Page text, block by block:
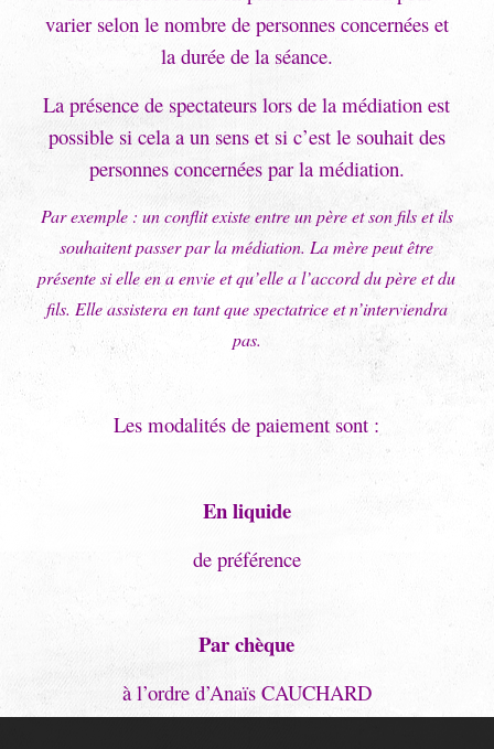
varier selon le nombre de personnes concernées et
la durée de la séance.
La présence de spectateurs lors de la médiation est
possible si cela a un sens et si c’est le souhait des
personnes concernées par la médiation.
Par exemple : un conflit existe entre un père et son fils et ils
souhaitent passer par la médiation. La mère peut être
présente si elle en a envie et qu’elle a l’accord du père et du
fils. Elle assistera en tant que spectatrice et n’interviendra
pas.
Les modalités de paiement sont :
En liquide
de préférence
Par chèque
à l’ordre d’Anaïs CAUCHARD